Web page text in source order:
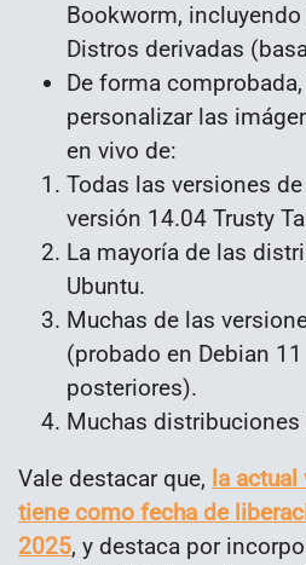
Bookworm,
Distros derivadas
De forma
personalizar las
en vivo de:
Todas las versiones
versión 14.04 Trusty
La mayoría de las
Ubuntu.
Muchas de las
(probado en Debian
posteriores).
Muchas distribuciones
Vale destacar que, la
tiene como fecha de
2025, y destaca por